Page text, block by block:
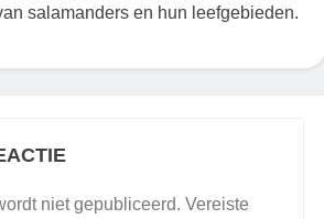
salamanders en hun leefgebieden.
niet gepubliceerd. Vereiste